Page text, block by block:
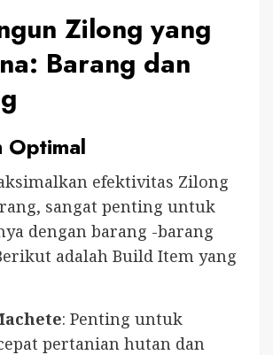
Zilong yang
Barang dan
Optimal
efektivitas Zilong
sangat penting untuk
dengan barang -barang
adalah Build Item yang
: Penting untuk
pertanian hutan dan